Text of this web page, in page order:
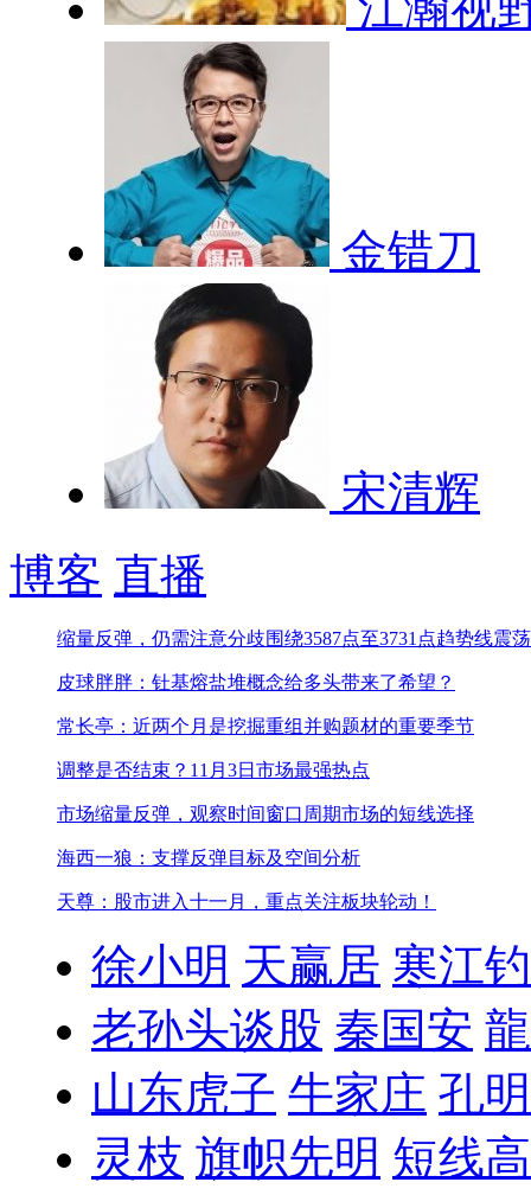
金错刀
宋清辉
博客 直播
缩量反弹，仍需注意分歧围绕3587点至3731点趋势线震荡
皮球胖胖：钍基熔盐堆概念给多头带来了希望？
常长亭：近两个月是挖掘重组并购题材的重要季节
调整是否结束？ 11月3日市场最强热点
市场缩量反弹，观察时间窗口周期市场的短线选择
海西一狼：支撑反弹目标及空间分析
天尊：股市进入十一月，重点关注板块轮动！
徐小明 天赢居 寒江
老孙头谈股 秦国安
山东虎子 牛家庄 孔
灵枝 旗帜先明 短线